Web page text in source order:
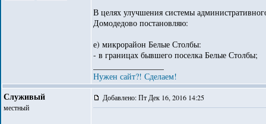
В целях улучшения системы
Домодедово постановляю:
е) микрорайон Белые Столбы:
- в границах бывшего поселка Белые Столбы;
Нужен сайт?! Сделаем!
Служивый
местный
Добавлено: Пт Дек 16, 2016 14:25